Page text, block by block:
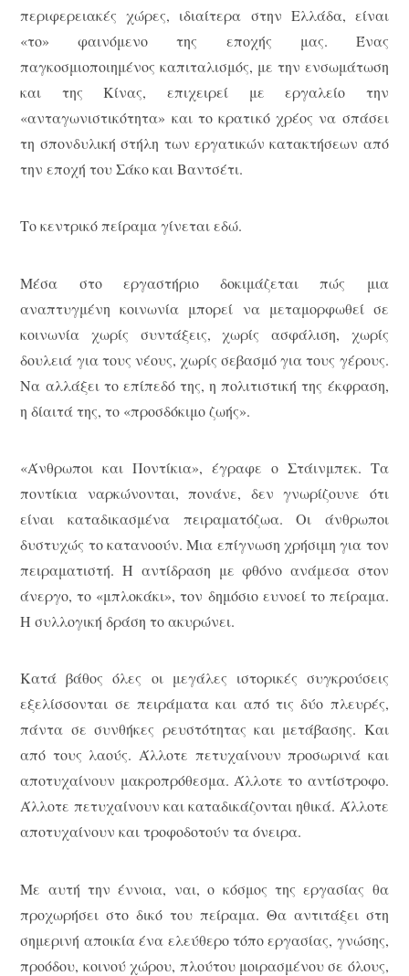
περιφερειακές χώρες, ιδιαίτερα στην Ελλάδα, είναι
«το» φαινόμενο της εποχής μας. Ένας
παγκοσμιοποιημένος καπιταλισμός, με την ενσωμάτωση
και της Κίνας, επιχειρεί με εργαλείο την
«ανταγωνιστικότητα» και το κρατικό χρέος να σπάσει
τη σπονδυλική στήλη των εργατικών κατακτήσεων από
την εποχή του Σάκο και Βαντσέτι.
Το κεντρικό πείραμα γίνεται εδώ.
Μέσα στο εργαστήριο δοκιμάζεται πώς μια
αναπτυγμένη κοινωνία μπορεί να μεταμορφωθεί σε
κοινωνία χωρίς συντάξεις, χωρίς ασφάλιση, χωρίς
δουλειά για τους νέους, χωρίς σεβασμό για τους γέρους.
Να αλλάξει το επίπεδό της, η πολιτιστική της έκφραση,
η δίαιτά της, το «προσδόκιμο ζωής».
«Άνθρωποι και Ποντίκια», έγραφε ο Στάινμπεκ. Τα
ποντίκια ναρκώνονται, πονάνε, δεν γνωρίζουνε ότι
είναι καταδικασμένα πειραματόζωα. Οι άνθρωποι
δυστυχώς το κατανοούν. Μια επίγνωση χρήσιμη για τον
πειραματιστή. Η αντίδραση με φθόνο ανάμεσα στον
άνεργο, το «μπλοκάκι», τον δημόσιο ευνοεί το πείραμα.
Η συλλογική δράση το ακυρώνει.
Κατά βάθος όλες οι μεγάλες ιστορικές συγκρούσεις
εξελίσσονται σε πειράματα και από τις δύο πλευρές,
πάντα σε συνθήκες ρευστότητας και μετάβασης. Και
από τους λαούς. Άλλοτε πετυχαίνουν προσωρινά και
αποτυχαίνουν μακροπρόθεσμα. Άλλοτε το αντίστροφο.
Άλλοτε πετυχαίνουν και καταδικάζονται ηθικά. Άλλοτε
αποτυχαίνουν και τροφοδοτούν τα όνειρα.
Με αυτή την έννοια, ναι, ο κόσμος της εργασίας θα
προχωρήσει στο δικό του πείραμα. Θα αντιτάξει στη
σημερινή αποικία ένα ελεύθερο τόπο εργασίας, γνώσης,
προόδου, κοινού χώρου, πλούτου μοιρασμένου σε όλους,